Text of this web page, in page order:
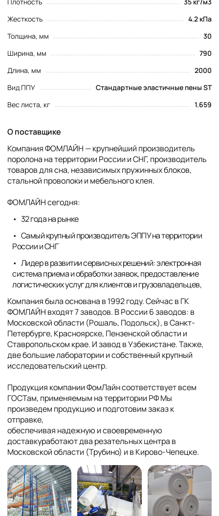
Жесткость
4.2 кПа
Толщина, мм
30
Ширина, мм
790
Длина, мм
2000
Вид ППУ
Стандартные эластичные пены ST
Вес листа, кг
1.659
О поставщике
Компания ФОМЛАЙН — крупнейший производитель
поролона на территории России и СНГ, производитель
товаров для сна, независимых пружинных блоков,
стальной проволоки и мебельного клея.
ФОМЛАЙН сегодня:
32 года на рынке
Самый крупный производитель ЭППУ на территории
России и СНГ
Лидер в развитии сервисных решений: электронная
система приема и обработки заявок, предоставление
логистических услуг для клиентов и грузовладельцев,
Компания была основана в 1992 году. Сейчас в ГК
ФОМЛАЙН входят 7 заводов. В России 6 заводов: в
Московской области (Рошаль, Подольск), в Санкт-
Петербурге, Красноярске, Пензенской области и
Ставропольском крае. И завод в Узбекистане. Также,
две большие лаборатории и собственный крупный
исследовательский центр.
Продукция компании ФомЛайн соответствует всем
ГОСТам, применяемым на территории РФ Мы
произведем продукцию и подготовим заказ к
отправке,
обеспечивая надежную и своевременную
доставкуработают два резательных центра в
Московской области (Трубино) и в Кирово-Чепецке.